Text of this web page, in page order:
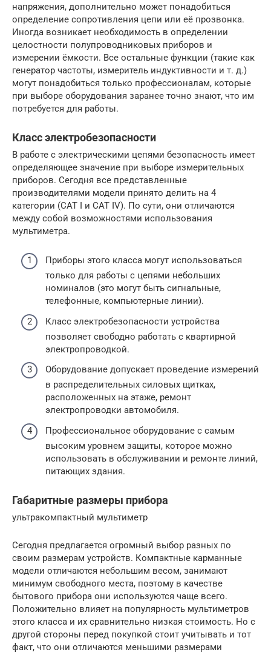
напряжения, дополнительно может понадобиться
определение сопротивления цепи или её прозвонка.
Иногда возникает необходимость в определении
целостности полупроводниковых приборов и
измерении ёмкости. Все остальные функции (такие как
генератор частоты, измеритель индуктивности и т. д.)
могут понадобиться только профессионалам, которые
при выборе оборудования заранее точно знают, что им
потребуется для работы.
Класс электробезопасности
В работе с электрическими цепями безопасность имеет
определяющее значение при выборе измерительных
приборов. Сегодня все представленные
производителями модели принято делить на 4
категории (САТ I и САТ IV). По сути, они отличаются
между собой возможностями использования
мультиметра.
Приборы этого класса могут использоваться
только для работы с цепями небольших
номиналов (это могут быть сигнальные,
телефонные, компьютерные линии).
Класс электробезопасности устройства
позволяет свободно работать с квартирной
электропроводкой.
Оборудование допускает проведение измерений
в распределительных силовых щитках,
расположенных на этаже, ремонт
электропроводки автомобиля.
Профессиональное оборудование с самым
высоким уровнем защиты, которое можно
использовать в обслуживании и ремонте линий,
питающих здания.
Габаритные размеры прибора
ультракомпактный мультиметр
Сегодня предлагается огромный выбор разных по
своим размерам устройств. Компактные карманные
модели отличаются небольшим весом, занимают
минимум свободного места, поэтому в качестве
бытового прибора они используются чаще всего.
Положительно влияет на популярность мультиметров
этого класса и их сравнительно низкая стоимость. Но с
другой стороны перед покупкой стоит учитывать и тот
факт, что они отличаются меньшими размерами